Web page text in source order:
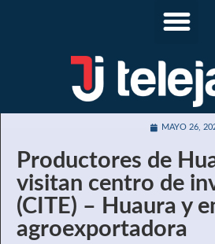
MAYO 26,
Productores de
visitan centro de
(CITE) – Huaura y
agroexportadora